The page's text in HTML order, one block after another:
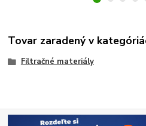
Tovar zaradený v
Filtračné materiály